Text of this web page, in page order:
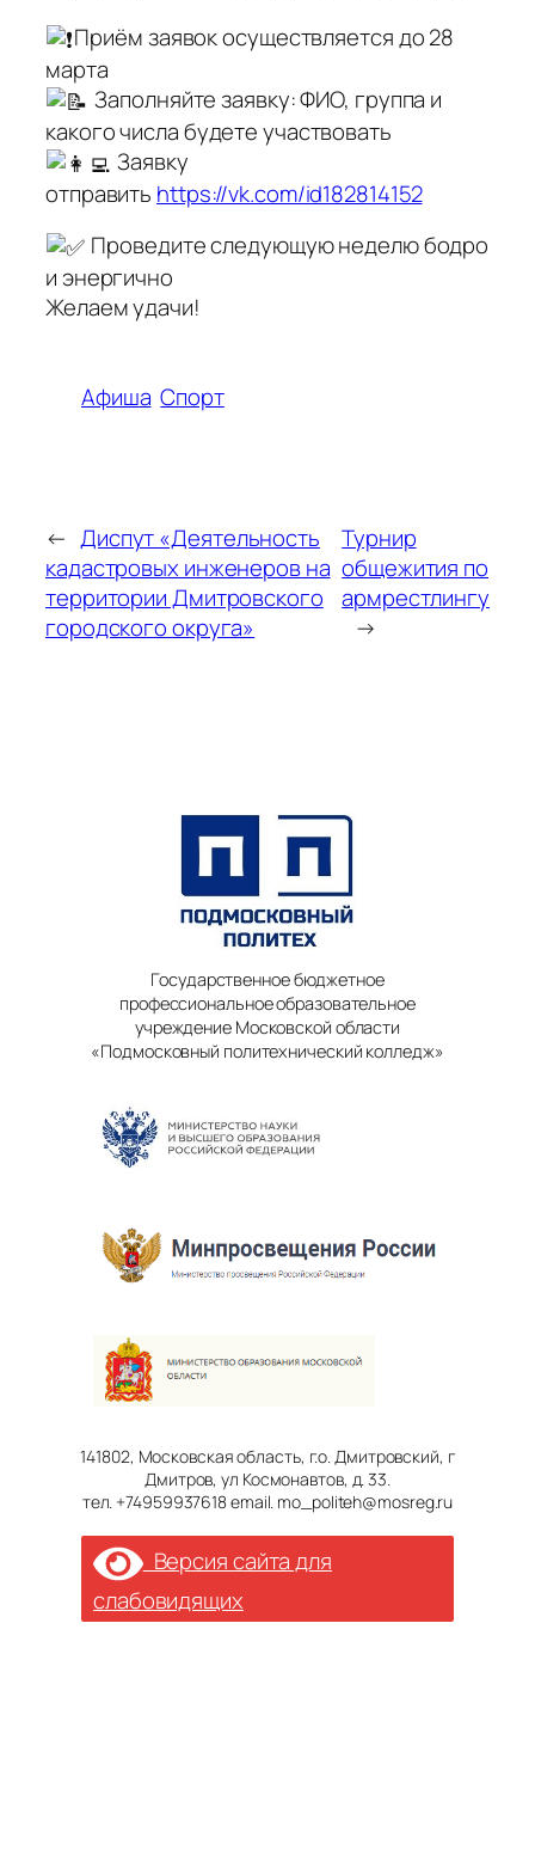
Приём заявок осуществляется до 28
марта
Заполняйте заявку: ФИО, группа и
какого числа будете участвовать
Заявку
отправить https://vk.com/id182814152
Проведите следующую неделю бодро
и энергично
Желаем удачи!
Афиша Спорт
← Диспут «Деятельность
кадастровых инженеров на
территории Дмитровского
городского округа»
Турнир
общежития по
армрестлингу
→
Государственное бюджетное
профессиональное образовательное
учреждение Московской области
«Подмосковный политехнический колледж»
141802, Московская область, г.о. Дмитровский, г
Дмитров, ул Космонавтов, д. 33.
тел. +74959937618 email. mo_politeh@mosreg.ru
Версия сайта для
слабовидящих